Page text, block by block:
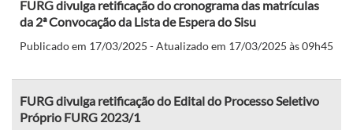
FURG divulga retificação do cronograma das matrículas
da 2ª Convocação da Lista de Espera do Sisu
Publicado em 17/03/2025 - Atualizado em 17/03/2025 às 09h45
FURG divulga retificação do Edital do Processo Seletivo
Próprio FURG 2023/1